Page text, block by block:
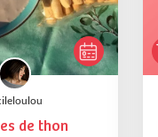
de thon